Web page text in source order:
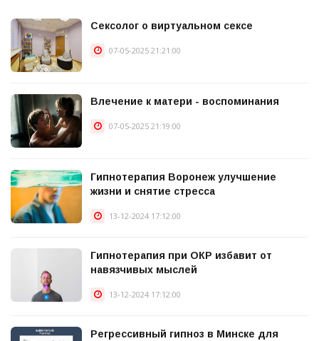
Сексолог о виртуальном сексе
07-05-2025 21:21:00
Влечение к матери - воспоминания
07-05-2025 21:19:00
Гипнотерапия Воронеж улучшение
жизни и снятие стресса
13-12-2024 17:12:00
Гипнотерапия при ОКР избавит от
навязчивых мыслей
13-12-2024 17:12:00
Регрессивный гипноз в Минске для